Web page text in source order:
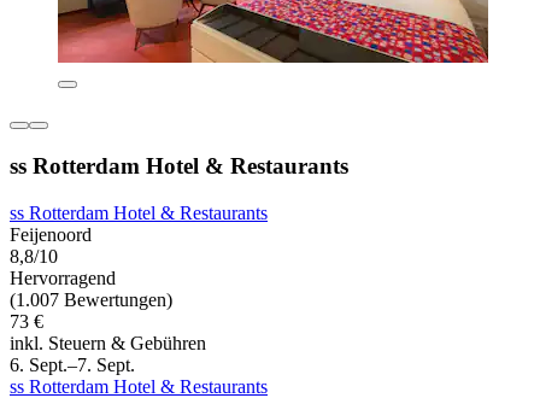
ss Rotterdam Hotel & Restaurants
ss Rotterdam Hotel & Restaurants
Feijenoord
8,8/10
Hervorragend
(1.007 Bewertungen)
73 €
inkl. Steuern & Gebühren
6. Sept.–7. Sept.
ss Rotterdam Hotel & Restaurants